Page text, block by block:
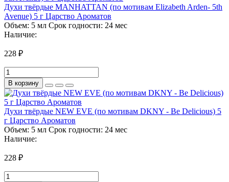
Духи твёрдые MANHATTAN (по мотивам Elizabeth Arden- 5th
Avenue) 5 г Царство Ароматов
Объем: 5 мл Срок годности: 24 мес
Наличие:
228 ₽
В корзину
Духи твёрдые NEW EVE (по мотивам DKNY - Be Delicious) 5
г Царство Ароматов
Объем: 5 мл Срок годности: 24 мес
Наличие:
228 ₽